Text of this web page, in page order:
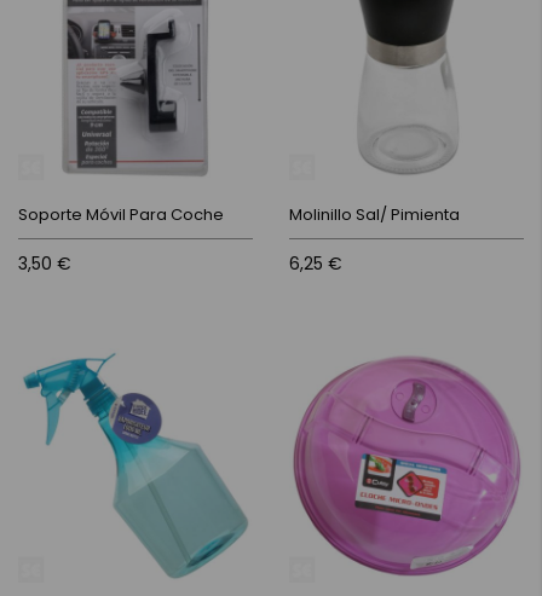
Soporte Móvil Para Coche
3,50 €
Molinillo Sal/ Pimienta
6,25 €